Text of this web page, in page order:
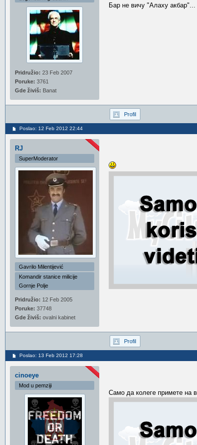
Pridružio: 23 Feb 2007
Poruke: 3761
Gde živiš: Banat
Бар не вичу "Алаху акбар"...
Profil
Poslao: 12 Feb 2012 22:44
RJ
SuperModerator
Gavrilo Milentijević
Komandir stanice milicije
Gornje Polje
Pridružio: 12 Feb 2005
Poruke: 37748
Gde živiš: ovalni kabinet
Profil
Poslao: 13 Feb 2012 17:28
cinoeye
Mod u pemziji
Само да колеге примете на